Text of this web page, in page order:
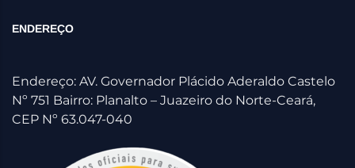
ENDEREÇO
Endereço: AV. Governador Plácido Aderaldo Castelo
Nº 751 Bairro: Planalto – Juazeiro do Norte-Ceará,
CEP Nº 63.047-040